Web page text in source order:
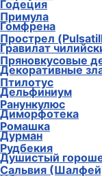
Примула
Прострел
Пряновкусовые
Птилотус
Ранункулюс
Ромашка
Рудбекия
Сальвия
Годеция
Гомфрена
Гравилат
Декоративные
Дельфиниум
Диморфотека
Дурман
Душистый